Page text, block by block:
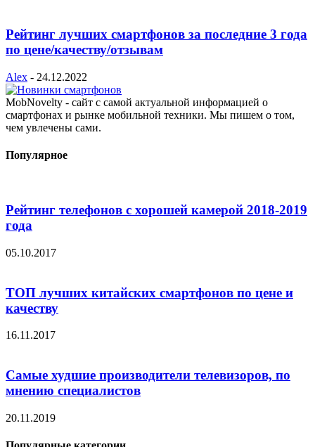
Рейтинг лучших смартфонов за последние 3 года
по цене/качеству/отзывам
Alex - 24.12.2022
MobNovelty - сайт с самой актуальной информацией о
смартфонах и рынке мобильной техники. Мы пишем о том,
чем увлечены сами.
Популярное
Рейтинг телефонов с хорошей камерой 2018-2019
года
05.10.2017
ТОП лучших китайских смартфонов по цене и
качеству
16.11.2017
Самые худшие производители телевизоров, по
мнению специалистов
20.11.2019